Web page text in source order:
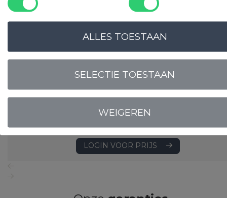
LOGIN VOOR PRIJS
WEIGEREN
SELECTIE TOESTAAN
ALLES TOESTAAN